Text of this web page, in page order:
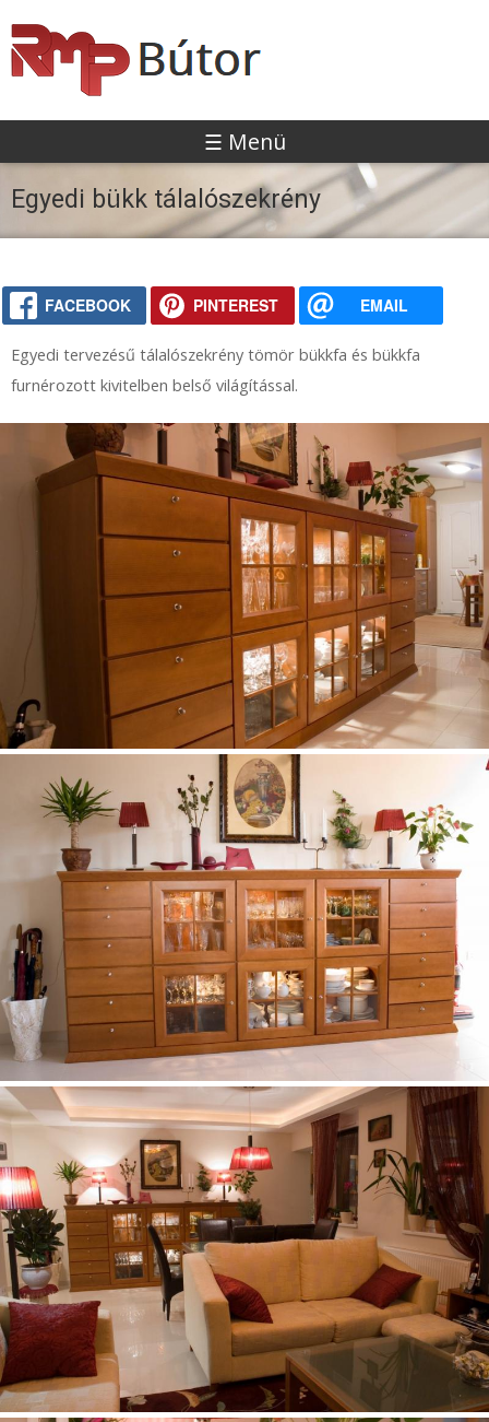
a
tartalomra
B
ú
t
r
☰ Menü
Egyedi bükk tálalószekrény
FACEBOOK PINTEREST EMAIL
Egyedi tervezésű tálalószekrény tömör bükkfa és bükkfa
furnérozott kivitelben belső világítással.